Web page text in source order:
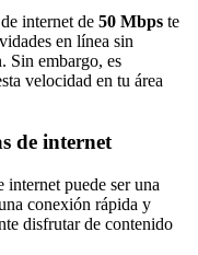
internet de 50 Mbps te
en línea sin
Sin embargo, es
velocidad en tu área
de internet
internet puede ser una
conexión rápida y
disfrutar de contenido